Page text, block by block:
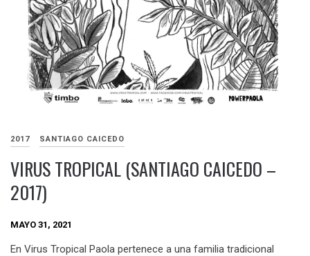
2017 SANTIAGO CAICEDO
VIRUS TROPICAL (SANTIAGO CAICEDO –
2017)
MAYO 31, 2021
En Virus Tropical Paola pertenece a una familia tradicional